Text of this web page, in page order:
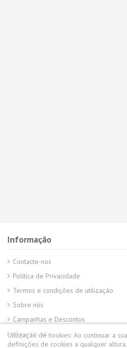
Informação
Contacte-nos
Política de Privacidade
Termos e condições de utilização
Sobre nós
Campanhas e Descontos
Mapa do site
Utilização de cookies: Ao continuar a
definições de cookies a qualquer altura.